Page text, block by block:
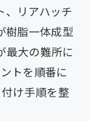
、リアハッチ
樹脂一体成型
最大の難所に
トを順番に
け手順を整